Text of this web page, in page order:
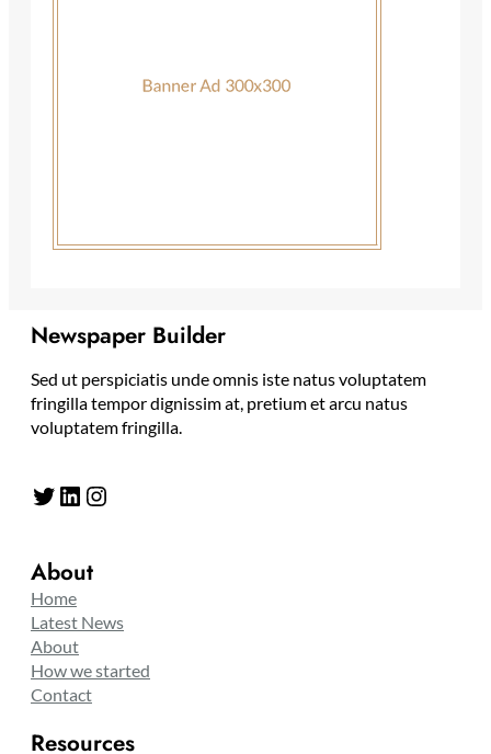
Newspaper Builder
Sed ut perspiciatis unde omnis iste natus voluptatem
fringilla tempor dignissim at, pretium et arcu natus
voluptatem fringilla.
Twitter LinkedIn Instagram
About
Home
Latest News
About
How we started
Contact
Resources